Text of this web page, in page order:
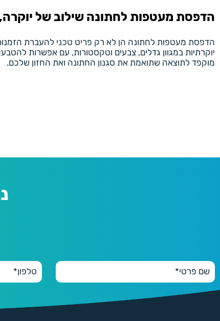
הדפסת מעטפות לחתונה שילוב של יוקרה,
הדפסת מעטפות לחתונה הן לא רק פריט טכני להעברת
יוקרתיות במגוון גדלים, צבעים וטקסטורות, עם אפשרות
מוקפד לתוצאה שתואמת את סגנון החתונה ואת החזון שלכם.